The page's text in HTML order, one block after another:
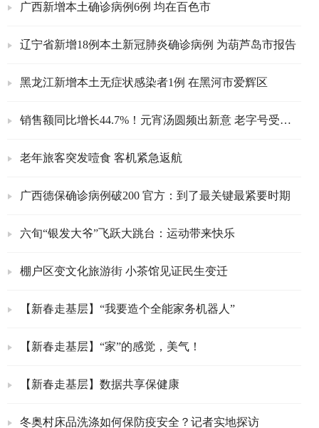
广西新增本土确诊病例6例 均在百色市
辽宁省新增18例本土新冠肺炎确诊病例 为葫芦岛市报告
黑龙江新增本土无症状感染者1例 在黑河市爱辉区
销售额同比增长44.7%！元宵汤圆频出新意 老字号受青睐
老年旅客突发噎食 客机紧急返航
广西德保确诊病例破200 官方：到了最关键最紧要时期
六旬“银发大爷”飞跃大跳台：运动带来快乐
棚户区变文化旅游街 小茶馆见证民生变迁
【新春走基层】“我要造个全能家务机器人”
【新春走基层】“家”的感觉，美气！
【新春走基层】数据共享保健康
冬奥村床品洗涤如何保防疫安全？记者实地探访